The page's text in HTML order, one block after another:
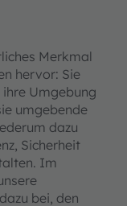
Merkmal
hervor: Sie
Umgebung
umgebende
dazu
Sicherheit
Im
bei, den